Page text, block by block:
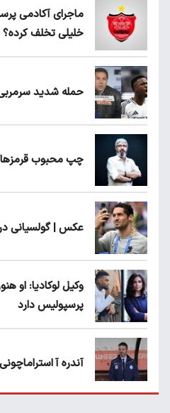
ماجرای آکادمی
خلیلی تخلف کرده؟
حمله شدید
چپ محبوب
عکس | گولسیانی
وکیل لوکادیا: او
پرسپولیس دارد
آندره آ